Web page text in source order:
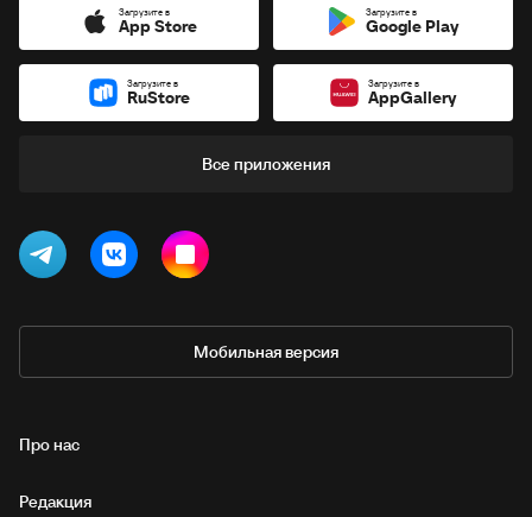
Загрузите в
App Store
Загрузите в
Google Play
Загрузите в
RuStore
Загрузите в
AppGallery
Все приложения
Мобильная версия
Про нас
Редакция